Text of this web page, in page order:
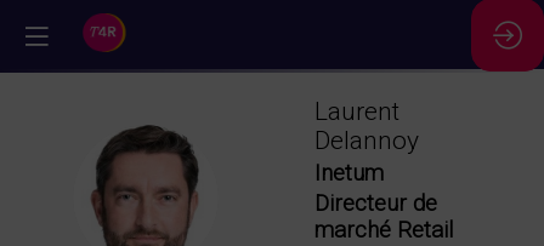
LD
Laurent
Delannoy
Inetum
Directeur de
marché Retail